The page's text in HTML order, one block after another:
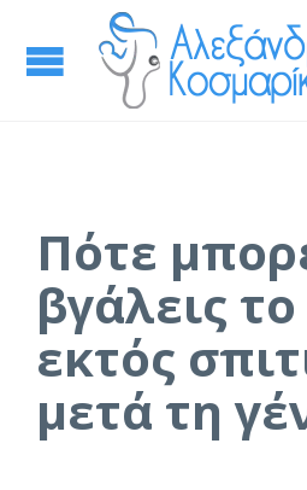
Πότε
βγάλεις
εκτός
μετά τη